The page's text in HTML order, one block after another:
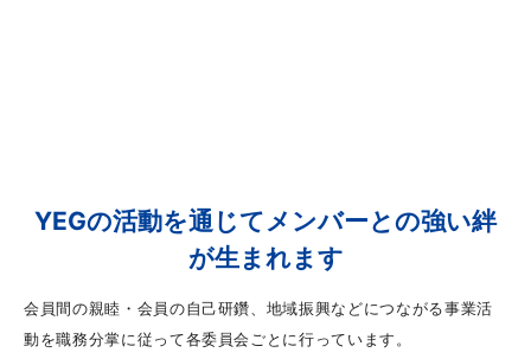
YEGの活動を通じてメンバーとの強い絆
が生まれます
会員間の親睦・会員の自己研鑽、地域振興などにつながる事業活
動を職務分掌に従って各委員会ごとに行っています。